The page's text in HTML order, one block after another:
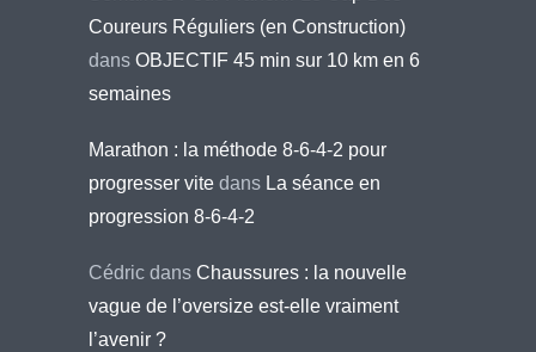
Coureurs Réguliers (en Construction)
dans OBJECTIF 45 min sur 10 km en 6
semaines
Marathon : la méthode 8-6-4-2 pour
progresser vite dans La séance en
progression 8-6-4-2
Cédric dans Chaussures : la nouvelle
vague de l’oversize est-elle vraiment
l’avenir ?